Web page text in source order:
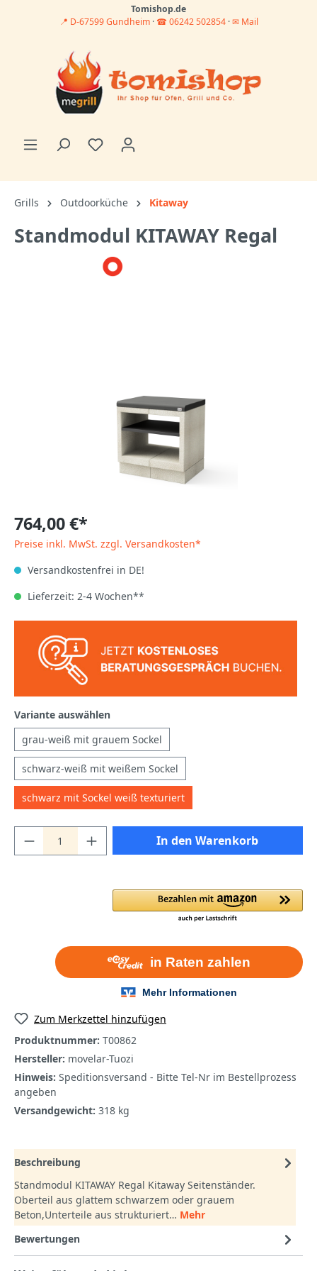
Tomishop.de
📍 D-67599 Gundheim · ☎ 06242 502854·✉ Mail
Grills Outdoorküche Kitaway
Standmodul KITAWAY Regal
764,00 €*
Preise inkl. MwSt. zzgl. Versandkosten*
Versandkostenfrei in DE!
Lieferzeit: 2-4 Wochen**
Variante auswählen
grau-weiß mit grauem Sockel
schwarz-weiß mit weißem Sockel
schwarz mit Sockel weiß texturiert
In den Warenkorb
Zum Merkzettel hinzufügen
Produktnummer: T00862
Hersteller: movelar-Tuozi
Hinweis: Speditionsversand - Bitte Tel-Nr im Bestellprozess
angeben
Versandgewicht: 318 kg
Beschreibung
Standmodul KITAWAY Regal Kitaway Seitenständer.
Oberteil aus glattem schwarzem oder grauem
Beton,Unterteile aus strukturiert… Mehr
Bewertungen